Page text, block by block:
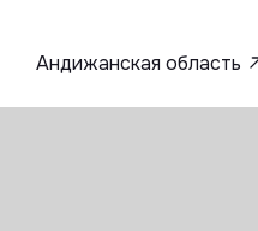
Андижанская область